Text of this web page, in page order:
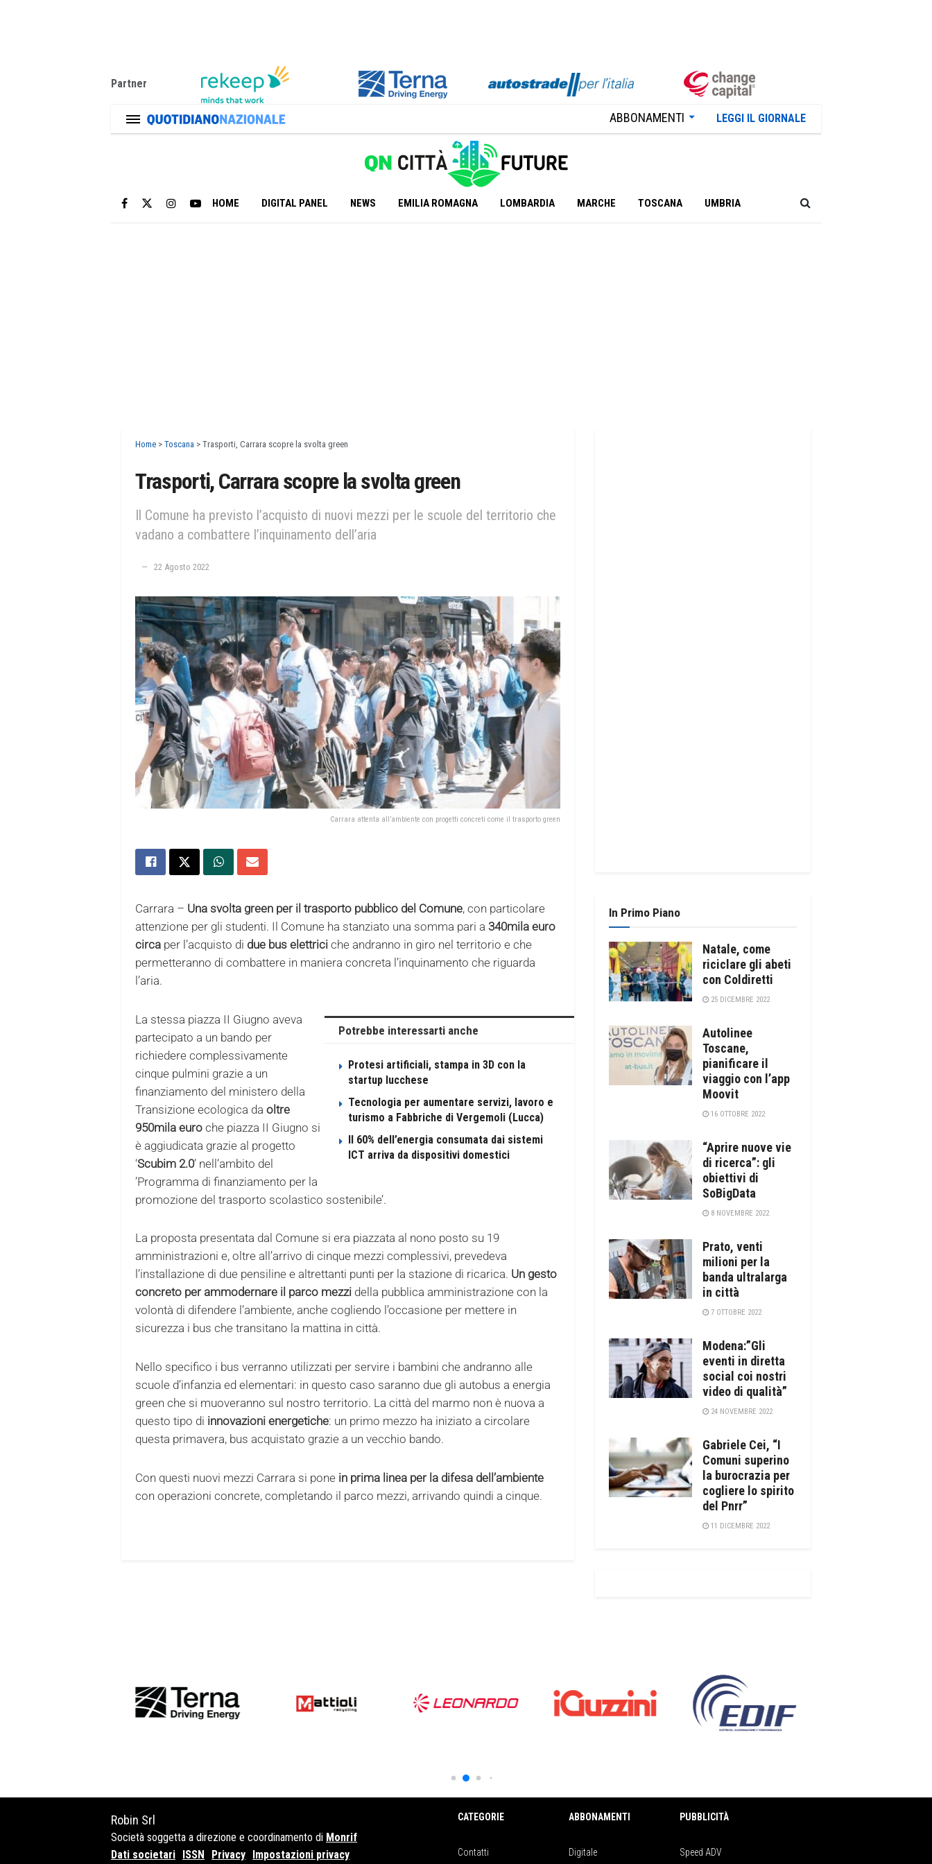
Partner
ABBONAMENTI LEGGI IL GIORNALE
HOME DIGITAL PANEL NEWS EMILIA ROMAGNA LOMBARDIA MARCHE TOSCANA UMBRIA
Home > Toscana > Trasporti, Carrara scopre la svolta green
Trasporti, Carrara scopre la svolta green
Il Comune ha previsto l’acquisto di nuovi mezzi per le scuole del territorio che
vadano a combattere l’inquinamento dell’aria
22 Agosto 2022
Carrara attenta all’ambiente con progetti concreti come il trasporto green
Carrara – Una svolta green per il trasporto pubblico del Comune, con particolare
attenzione per gli studenti. Il Comune ha stanziato una somma pari a 340mila euro
circa per l’acquisto di due bus elettrici che andranno in giro nel territorio e che
permetteranno di combattere in maniera concreta l’inquinamento che riguarda
l’aria.
Potrebbe interessarti anche
Protesi artificiali, stampa in 3D con la
startup lucchese
Tecnologia per aumentare servizi, lavoro e
turismo a Fabbriche di Vergemoli (Lucca)
Il 60% dell’energia consumata dai sistemi
ICT arriva da dispositivi domestici
La stessa piazza II Giugno aveva
partecipato a un bando per
richiedere complessivamente
cinque pulmini grazie a un
finanziamento del ministero della
Transizione ecologica da oltre
950mila euro che piazza II Giugno si
è aggiudicata grazie al progetto
‘Scubim 2.0’ nell’ambito del
’Programma di finanziamento per la
promozione del trasporto scolastico sostenibile’.
La proposta presentata dal Comune si era piazzata al nono posto su 19
amministrazioni e, oltre all’arrivo di cinque mezzi complessivi, prevedeva
l’installazione di due pensiline e altrettanti punti per la stazione di ricarica. Un gesto
concreto per ammodernare il parco mezzi della pubblica amministrazione con la
volontà di difendere l’ambiente, anche cogliendo l’occasione per mettere in
sicurezza i bus che transitano la mattina in città.
Nello specifico i bus verranno utilizzati per servire i bambini che andranno alle
scuole d’infanzia ed elementari: in questo caso saranno due gli autobus a energia
green che si muoveranno sul nostro territorio. La città del marmo non è nuova a
questo tipo di innovazioni energetiche: un primo mezzo ha iniziato a circolare
questa primavera, bus acquistato grazie a un vecchio bando.
Con questi nuovi mezzi Carrara si pone in prima linea per la difesa dell’ambiente
con operazioni concrete, completando il parco mezzi, arrivando quindi a cinque.
In Primo Piano
Natale, come
riciclare gli abeti
con Coldiretti
25 DICEMBRE 2022
Autolinee
Toscane,
pianificare il
viaggio con l’app
Moovit
16 OTTOBRE 2022
“Aprire nuove vie
di ricerca”: gli
obiettivi di
SoBigData
8 NOVEMBRE 2022
Prato, venti
milioni per la
banda ultralarga
in città
7 OTTOBRE 2022
Modena:”Gli
eventi in diretta
social coi nostri
video di qualità”
24 NOVEMBRE 2022
Gabriele Cei, “I
Comuni superino
la burocrazia per
cogliere lo spirito
del Pnrr”
11 DICEMBRE 2022
Robin Srl
Società soggetta a direzione e coordinamento di Monrif
Dati societari ISSN Privacy Impostazioni privacy
CATEGORIE
Contatti
ABBONAMENTI
Digitale
PUBBLICITÀ
Speed ADV